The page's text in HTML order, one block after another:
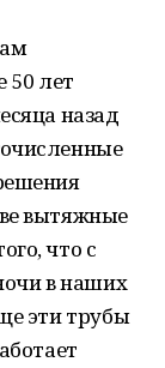
50 лет
назад
вытяжные
что с
в наших
эти трубы